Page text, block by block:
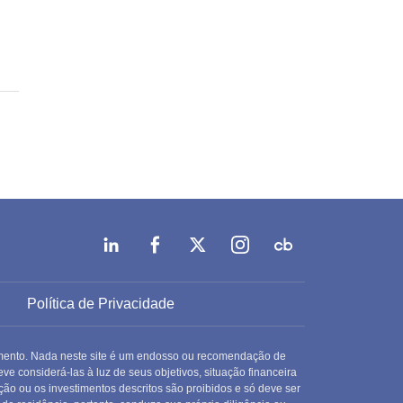
Política de Privacidade
Nada neste site é um endosso ou recomendação de
considerá-las à luz de seus objetivos, situação financeira
ou os investimentos descritos são proibidos e só deve ser